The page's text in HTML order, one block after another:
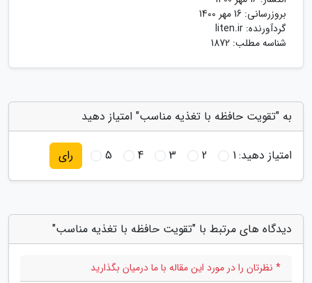
بروزرسانی: 16 مهر 1400
گردآورنده: liten.ir
شناسه مطلب: 1872
به "تقویت حافظه با تغذیه مناسب" امتیاز دهید
امتیاز دهید:1
2
3
4
5 رای
دیدگاه های مرتبط با "تقویت حافظه با تغذیه مناسب"
* نظرتان را در مورد این مقاله با ما درمیان بگذارید